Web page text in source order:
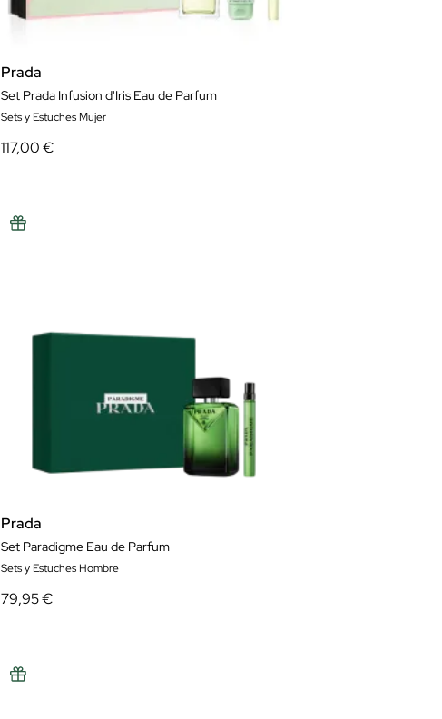
Prada
Set Prada Infusion d'Iris Eau de Parfum
Sets y Estuches Mujer
117,00 €
Prada
Set Paradigme Eau de Parfum
Sets y Estuches Hombre
79,95 €